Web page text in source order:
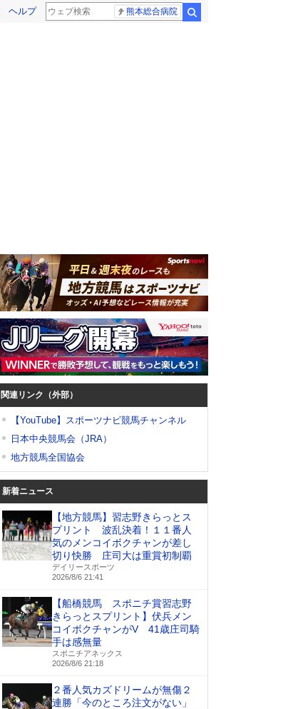
ヘルプ 熊本総合病院
関連リンク（外部）
【YouTube】スポーツナビ競馬チャンネル
日本中央競馬会（JRA）
地方競馬全国協会
新着ニュース
【地方競馬】習志野きらっとス
プリント 波乱決着！１１番人
気のメンコイボクチャンが差し
切り快勝 庄司大は重賞初制覇
デイリースポーツ
2026/8/6 21:41
【船橋競馬 スポニチ賞習志野
きらっとスプリント】伏兵メン
コイボクチャンがV 41歳庄司騎
手は感無量
スポニチアネックス
2026/8/6 21:18
２番人気カズドリームが無傷２
連勝「今のところ注文がない」